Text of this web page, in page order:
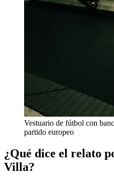
Vestuario de fútbol con
partido europeo
¿Qué dice el relato
Villa?